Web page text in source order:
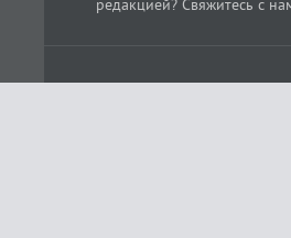
редакцией? Свяжитесь с